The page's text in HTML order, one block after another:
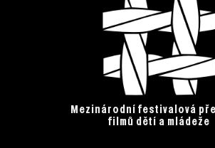
Mezinárodní festivalová
filmů dětí a mládeže